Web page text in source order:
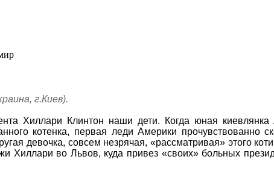
г.Киев).
Хиллари Клинтон наши дети. Когда юная
котенка, первая леди Америки
девочка, совсем незрячая, «рассматривая» этого
Хиллари во Львов, куда привез «своих» больных